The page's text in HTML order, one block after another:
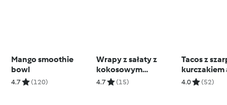
Mango smoothie
bowl
4.7 (120)
Wrapy z sałaty z
kokosowym
kurczakiem curry
4.7 (15)
Tacos z
kurczakiem
4.0 (52)